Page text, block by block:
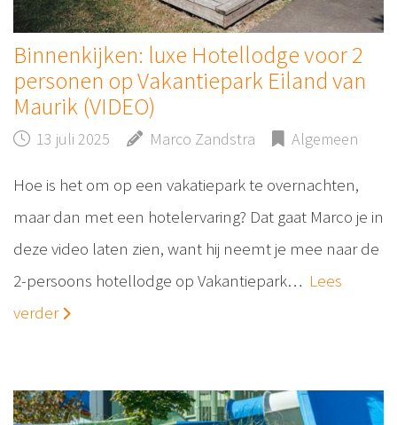
Binnenkijken: luxe Hotellodge voor 2
personen op Vakantiepark Eiland van
Maurik (VIDEO)
13 juli 2025 Marco Zandstra Algemeen
Hoe is het om op een vakatiepark te overnachten,
maar dan met een hotelervaring? Dat gaat Marco je in
deze video laten zien, want hij neemt je mee naar de
2-persoons hotellodge op Vakantiepark… Lees
verder